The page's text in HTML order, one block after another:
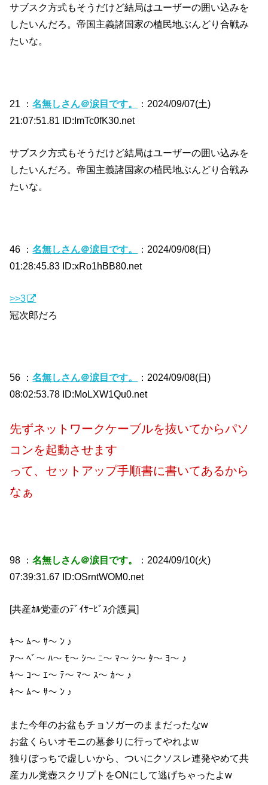
サブスク方式もそうだけど結局はユーザーの囲い込みを
したいんだろ。帝国主義諸国家の植民地ぶんどり合戦み
たいな。
21 ：名無しさん＠涙目です。
：2024/09/07(土)
21:07:51.81 ID:ImTc0fK30.net
サブスク方式もそうだけど結局はユーザーの囲い込みを
したいんだろ。帝国主義諸国家の植民地ぶんどり合戦み
たいな。
46 ：名無しさん＠涙目です。
：2024/09/08(日)
01:28:45.83 ID:xRo1hBB80.net
>>3
冠次郎だろ
56 ：名無しさん＠涙目です。
：2024/09/08(日)
08:02:53.78 ID:MoLXW1Qu0.net
先ずネットワークケーブルを抜いてからパソ
コンを起動させます
って、セットアップ手順書に書いてあるから
なぁ
98 ：名無しさん＠涙目です。
：2024/09/10(火)
07:39:31.67 ID:OSrntWOM0.net
[共産ｶﾙ党壷のﾃﾞｲｻｰﾋﾞｽ介護員]
ｷ〜 ﾑ〜 ｻ〜 ﾝ ♪
ｱ〜 ﾍﾞ〜 ﾊ〜 ﾓ〜 ｼ〜 ﾆ〜 ﾏ〜 ｼ〜 ﾀ〜 ﾖ〜 ♪
ｷ〜 ｺ〜 ｴ〜 ﾃ〜 ﾏ〜 ｽ〜 ｶ〜 ♪
ｷ〜 ﾑ〜 ｻ〜 ﾝ ♪
また今年のお盆もチョソガーのままだったなw
お盆くらいオモニの墓参りに行ってやれよw
独りぼっちで虚しいから、ついにクソスレ連発やめて共
産カル党壺スクリプトをONにして逃げちゃったよw